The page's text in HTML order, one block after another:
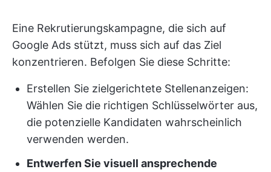
Eine Rekrutierungskampagne, die sich auf
Google Ads stützt, muss sich auf das Ziel
konzentrieren. Befolgen Sie diese Schritte:
Erstellen Sie zielgerichtete Stellenanzeigen:
Wählen Sie die richtigen Schlüsselwörter aus,
die potenzielle Kandidaten wahrscheinlich
verwenden werden.
Entwerfen Sie visuell ansprechende